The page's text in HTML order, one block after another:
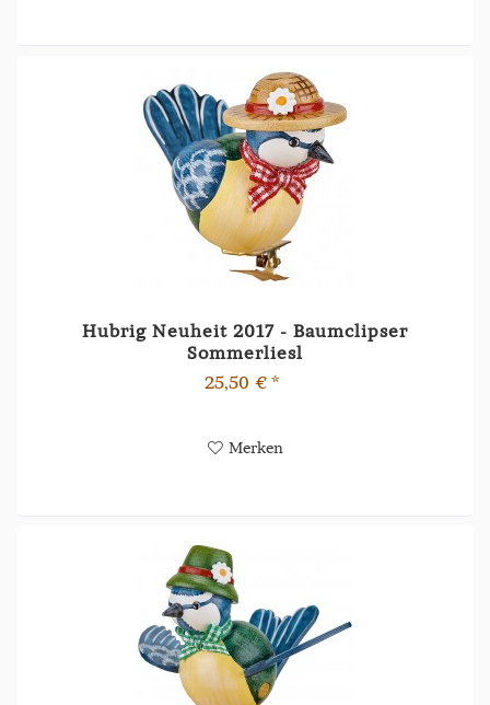
Hubrig Neuheit 2017 - Baumclipser
Sommerliesl
25,50 € *
Merken